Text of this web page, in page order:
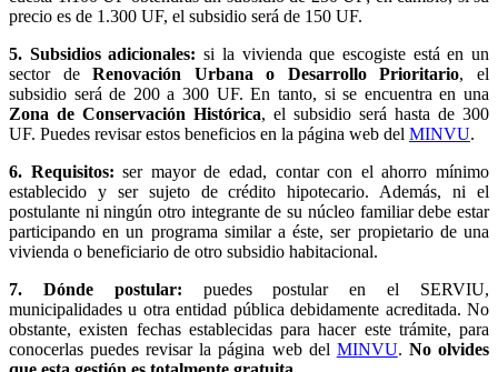
precio es de 1.300 UF, el subsidio será de 150 UF.
5. Subsidios adicionales: si la vivienda que escogiste está en un
sector deRenovación Urbana o Desarrollo Prioritario, el
subsidio será de 200 a 300 UF. En tanto, si se encuentra en una
Zona de Conservación Histórica, el subsidio será hasta de 300
UF. Puedes revisar estos beneficios en la página web del MINVU.
6. Requisitos:ser mayor de edad, contar con el ahorro mínimo
establecido y ser sujeto de crédito hipotecario. Además, ni el
postulante ni ningún otro integrante de su núcleo familiar debe estar
participando en un programa similar a éste, ser propietario de una
vivienda o beneficiario de otro subsidio habitacional.
7. Dónde postular: puedes postular en el SERVIU,
municipalidades u otra entidad pública debidamente acreditada. No
obstante, existen fechas establecidas para hacer este trámite, para
conocerlas puedes revisar la página web del MINVU. No olvides